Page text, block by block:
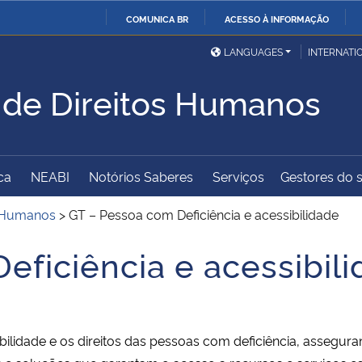
CONTEÚDO
COMUNICA BR ACESSO À INFORMAÇÃO
Ministério da Defesa
Ministério das Relações
Exteriores
Ministério da Cidadania Ministério da Saúde
Ministério do
Desenvolvimento Regional
Controladoria-Geral da
União
Advocacia-Geral da União Banco Central do Brasil
LANGUAGES
Direitos Humanos
NEABI Notórios Saberes Serviços Gestores do
>GT – Pessoa com Deficiência e acessibilidade
e
e os direitos das pessoas com deficiência,